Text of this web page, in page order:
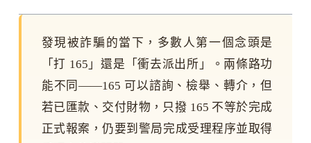
發現被詐騙的當下，多數人第一個念頭是
「打 165」還是「衝去派出所」。兩條路功
能不同——165 可以諮詢、檢舉、轉介，但
若已匯款、交付財物，只撥 165 不等於完成
正式報案，仍要到警局完成受理程序並取得